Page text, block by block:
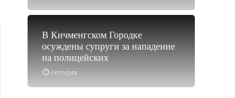
сегодня
В Кичменгском Городке
осуждены супруги за нападение
на полицейских